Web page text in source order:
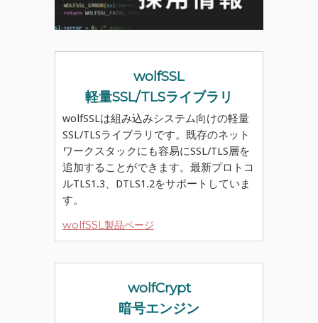
wolfSSL
軽量SSL/TLSライブラリ
wolfSSLは組み込みシステム向けの軽量
SSL/TLSライブラリです。既存のネット
ワークスタックにも容易にSSL/TLS層を
追加することができます。最新プロトコ
ルTLS1.3、DTLS1.2をサポートしていま
す。
wolfSSL製品ページ
wolfCrypt
暗号エンジン